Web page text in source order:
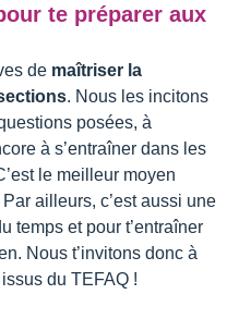
te préparer aux
de maîtriser la
. Nous les incitons
posées, à
à s’entraîner dans les
le meilleur moyen
ailleurs, c’est aussi une
temps et pour t’entraîner
Nous t’invitons donc à
du TEFAQ !